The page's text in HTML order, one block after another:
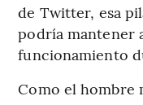
de Twitter, esa
podría mantener
funcionamiento
Como el hombre